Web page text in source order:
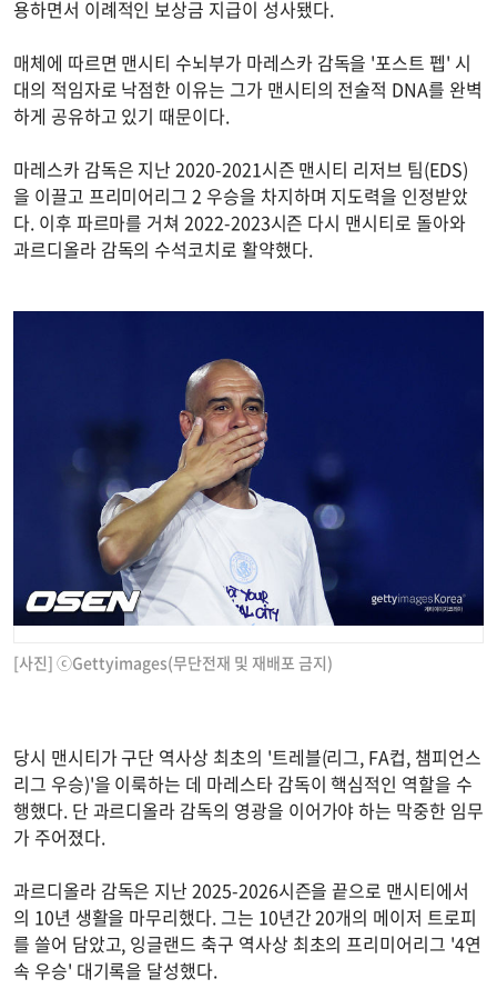
용하면서 이례적인 보상금 지급이 성사됐다.
매체에 따르면 맨시티 수뇌부가 마레스카 감독을 '포스트 펩' 시
대의 적임자로 낙점한 이유는 그가 맨시티의 전술적 DNA를 완벽
하게 공유하고 있기 때문이다.
마레스카 감독은 지난 2020-2021시즌 맨시티 리저브 팀(EDS)
을 이끌고 프리미어리그 2 우승을 차지하며 지도력을 인정받았
다. 이후 파르마를 거쳐 2022-2023시즌 다시 맨시티로 돌아와
과르디올라 감독의 수석코치로 활약했다.
[사진] ⓒGettyimages(무단전재 및 재배포 금지)
당시 맨시티가 구단 역사상 최초의 '트레블(리그, FA컵, 챔피언스
리그 우승)'을 이룩하는 데 마레스타 감독이 핵심적인 역할을 수
행했다. 단 과르디올라 감독의 영광을 이어가야 하는 막중한 임무
가 주어졌다.
과르디올라 감독은 지난 2025-2026시즌을 끝으로 맨시티에서
의 10년 생활을 마무리했다. 그는 10년간 20개의 메이저 트로피
를 쓸어 담았고, 잉글랜드 축구 역사상 최초의 프리미어리그 '4연
속 우승' 대기록을 달성했다.